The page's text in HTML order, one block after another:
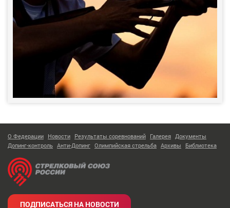
О Федерации Новости Результаты соревнований Галерея Документы
Допинг-контроль Анти-Допинг Олимпийская стрельба Архивы Библиотека
ПОДПИСАТЬСЯ НА НОВОСТИ